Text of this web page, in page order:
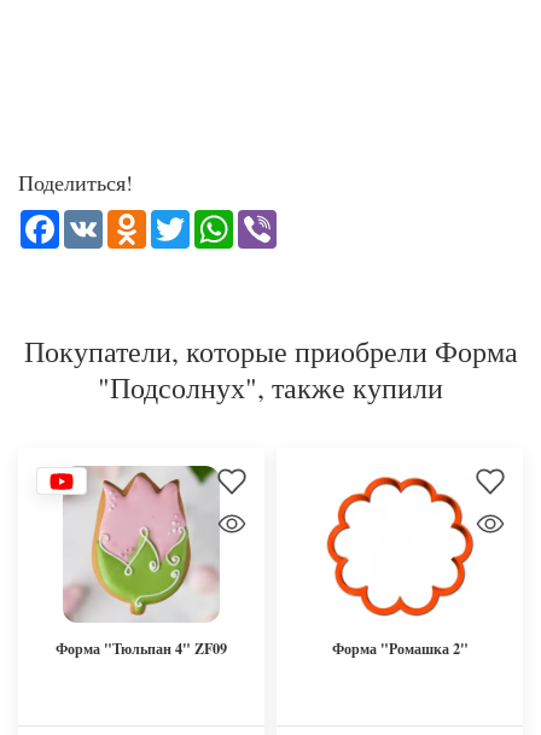
Поделиться!
Facebook
VK Odnoklassniki
TwitterWhatsApp
Покупатели, которые приобрели Форма
"Подсолнух", также купили
Форма "Тюльпан 4" ZF09 Форма "Ромашка 2"